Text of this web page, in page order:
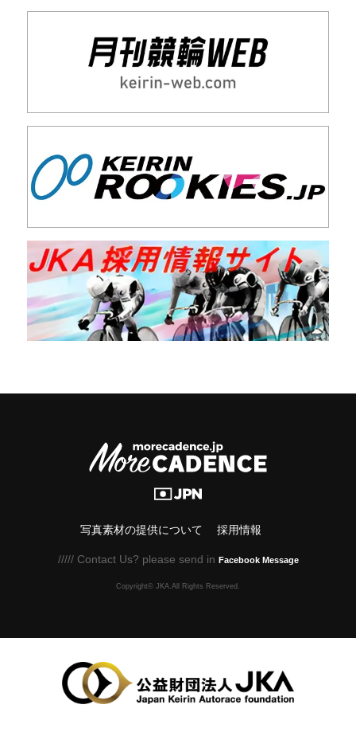
写真素材の提供について 採用情報
///// Contact Us? please send in Facebook Message
Copyright© JKA.All Rights Reserved.